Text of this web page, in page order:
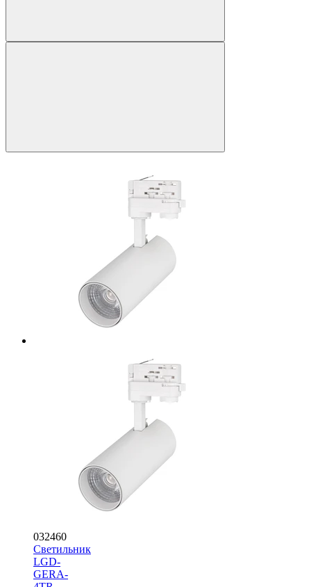
032460
Светильник
LGD-
GERA-